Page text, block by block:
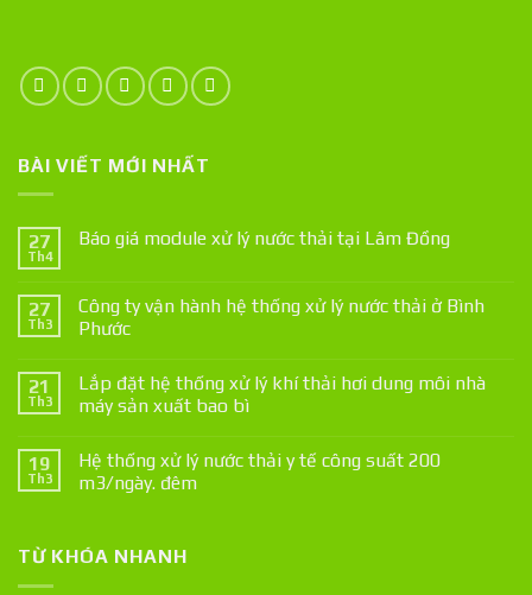
BÀI VIẾT MỚI NHẤT
27
Th4
Báo giá module xử lý nước thải tại Lâm Đồng
27
Th3
Công ty vận hành hệ thống xử lý nước thải ở Bình
Phước
21
Th3
Lắp đặt hệ thống xử lý khí thải hơi dung môi nhà
máy sản xuất bao bì
19
Th3
Hệ thống xử lý nước thải y tế công suất 200
m3/ngày. đêm
TỪ KHÓA NHANH